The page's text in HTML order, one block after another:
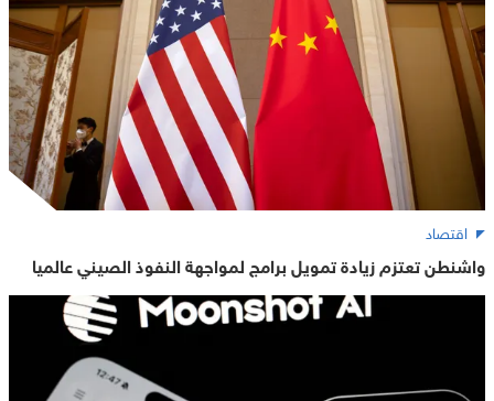
اقتصاد
واشنطن تعتزم زيادة تمويل برامج لمواجهة النفوذ الصيني عالميا